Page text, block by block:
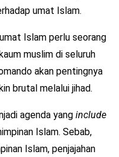
umat Islam.
Islam perlu seorang
muslim di seluruh
akan pentingnya
brutal melalui jihad.
agenda yang include
Islam. Sebab,
Islam, penjajahan